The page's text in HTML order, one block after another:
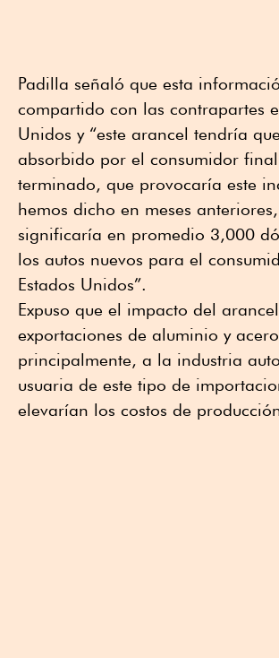
Padilla señaló que esta
compartido con las contrapartes
Unidos y “este arancel tendría
absorbido por el consumidor
terminado, que provocaría este
hemos dicho en meses
significaría en promedio 3,000
los autos nuevos para el
Estados Unidos”.
Expuso que el impacto del
exportaciones de aluminio y
principalmente, a la industria
usuaria de este tipo de
elevarían los costos de